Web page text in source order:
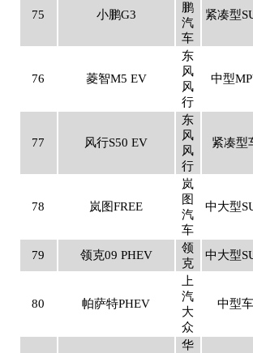
75 小鹏G3
鹏
汽
车
紧凑型
76 菱智M5 EV
东
风
风
行
中型
77 风行S50 EV
东
风
风
行
紧凑型
78 岚图FREE
岚
图
汽
车
中大型
79 领克09 PHEV
领
克
中大型
80 帕萨特PHEV
上
汽
大
众
中型车
华